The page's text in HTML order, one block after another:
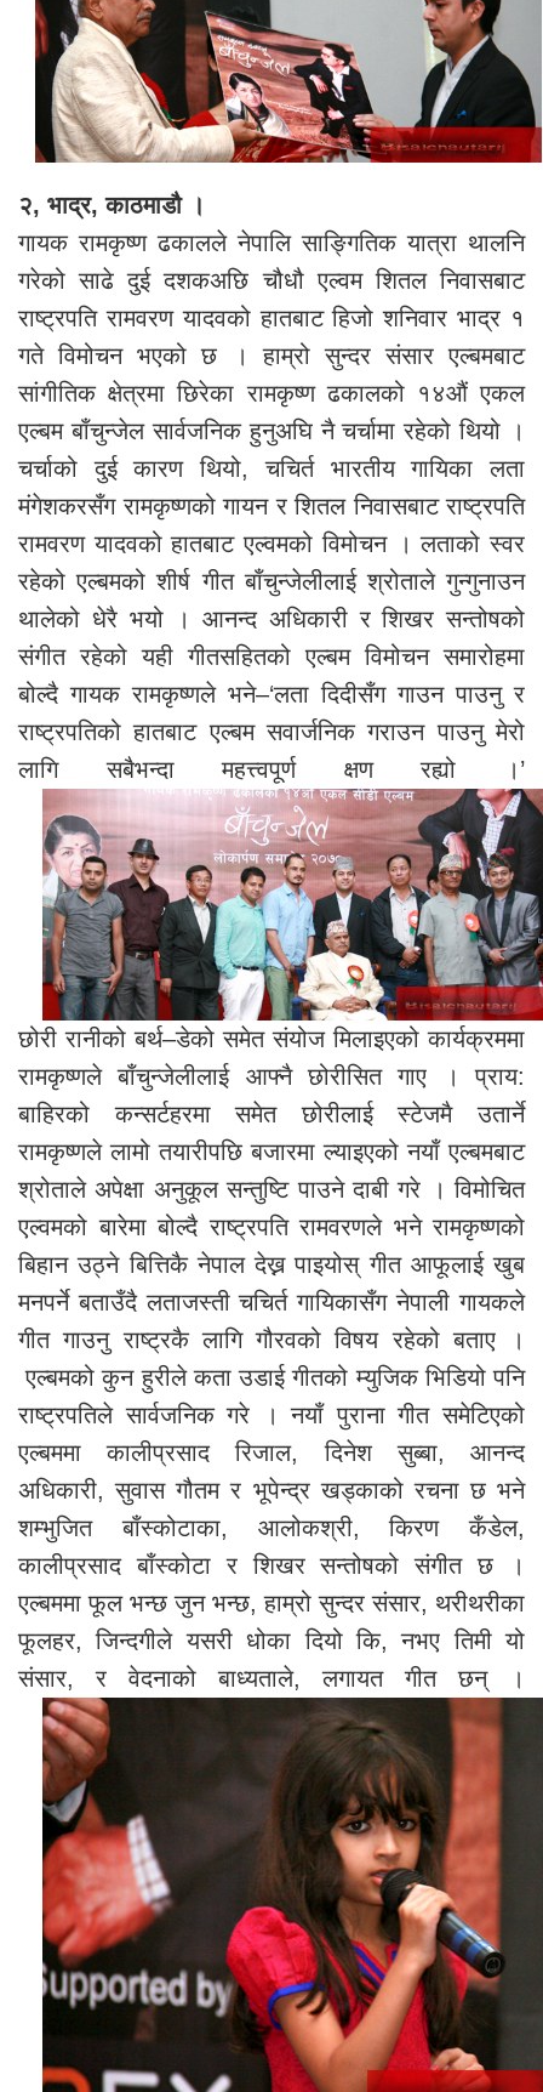
२, भाद्र, काठमाडौ ।
गायक रामकृष्ण ढकालले नेपालि साङ्गितिक यात्रा थालनि
गरेको साढे दुई दशकअछि चौधौ एल्वम शितल निवासबाट
राष्ट्रपति रामवरण यादवको हातबाट हिजो शनिवार भाद्र १
गते विमोचन भएको छ । हाम्रो सुन्दर संसार एल्बमबाट
सांगीतिक क्षेत्रमा छिरेका रामकृष्ण ढकालको १४औं एकल
एल्बम बाँचुन्जेल सार्वजनिक हुनुअघि नै चर्चामा रहेको थियो ।
चर्चाको दुई कारण थियो, चचिर्त भारतीय गायिका लता
मंगेशकरसँग रामकृष्णको गायन र शितल निवासबाट राष्ट्रपति
रामवरण यादवको हातबाट एल्वमको विमोचन । लताको स्वर
रहेको एल्बमको शीर्ष गीत बाँचुन्जेलीलाई श्रोताले गुन्गुनाउन
थालेको धेरै भयो । आनन्द अधिकारी र शिखर सन्तोषको
संगीत रहेको यही गीतसहितको एल्बम विमोचन समारोहमा
बोल्दै गायक रामकृष्णले भने–‘लता दिदीसँग गाउन पाउनु र
राष्ट्रपतिको हातबाट एल्बम सवार्जनिक गराउन पाउनु मेरो
लागि सबैभन्दा महत्त्वपूर्ण क्षण रह्यो ।’
छोरी रानीको बर्थ–डेको समेत संयोज मिलाइएको कार्यक्रममा
रामकृष्णले बाँचुन्जेलीलाई आफ्नै छोरीसित गाए । प्राय:
बाहिरको कन्सर्टहरमा समेत छोरीलाई स्टेजमै उतार्ने
रामकृष्णले लामो तयारीपछि बजारमा ल्याइएको नयाँ एल्बमबाट
श्रोताले अपेक्षा अनुकूल सन्तुष्टि पाउने दाबी गरे । विमोचित
एल्वमको बारेमा बोल्दै राष्ट्रपति रामवरणले भने रामकृष्णको
बिहान उठ्ने बित्तिकै नेपाल देख्न पाइयोस् गीत आफूलाई खुब
मनपर्ने बताउँदै लताजस्ती चचिर्त गायिकासँग नेपाली गायकले
गीत गाउनु राष्ट्रकै लागि गौरवको विषय रहेको बताए ।
एल्बमको कुन हुरीले कता उडाई गीतको म्युजिक भिडियो पनि
राष्ट्रपतिले सार्वजनिक गरे । नयाँ पुराना गीत समेटिएको
एल्बममा कालीप्रसाद रिजाल, दिनेश सुब्बा, आनन्द
अधिकारी, सुवास गौतम र भूपेन्द्र खड्काको रचना छ भने
शम्भुजित बाँस्कोटाका, आलोकश्री, किरण कँडेल,
कालीप्रसाद बाँस्कोटा र शिखर सन्तोषको संगीत छ ।
एल्बममा फूल भन्छ जुन भन्छ, हाम्रो सुन्दर संसार, थरीथरीका
फूलहर, जिन्दगीले यसरी धोका दियो कि, नभए तिमी यो
संसार, र वेदनाको बाध्यताले, लगायत गीत छन् ।